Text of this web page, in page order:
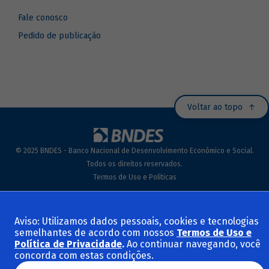
Fale conosco
Pedido de publicação
Voltar ao topo
© 2025 BNDES - Banco Nacional de Desenvolvimento Econômico e Social.
Todos os direitos reservados.
Termos de Uso e Políticas
Aviso: Utilizamos dados pessoais, cookies e tecnologias
semelhantes de acordo com nossos Termos de Uso e
Política de Privacidade. Ao continuar navegando, você
concorda com estas condições.